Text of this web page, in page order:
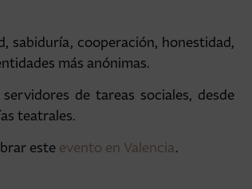
sabiduría, cooperación, honestidad,
más anónimas.
de tareas sociales, desde
teatrales.
este evento en Valencia.